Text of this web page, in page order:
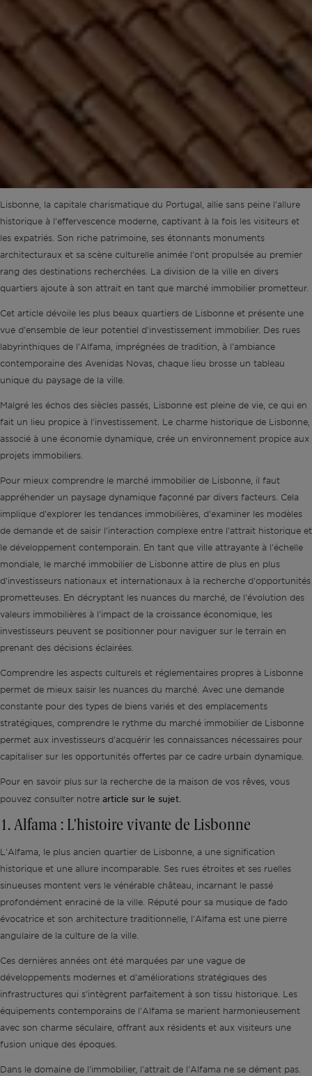
Lisbonne, la capitale charismatique du Portugal, allie sans peine l'allure
historique à l'effervescence moderne, captivant à la fois les visiteurs et
les expatriés. Son riche patrimoine, ses étonnants monuments
architecturaux et sa scène culturelle animée l'ont propulsée au premier
rang des destinations recherchées. La division de la ville en divers
quartiers ajoute à son attrait en tant que marché immobilier prometteur.
Cet article dévoile les plus beaux quartiers de Lisbonne et présente une
vue d'ensemble de leur potentiel d'investissement immobilier. Des rues
labyrinthiques de l'Alfama, imprégnées de tradition, à l'ambiance
contemporaine des Avenidas Novas, chaque lieu brosse un tableau
unique du paysage de la ville.
Malgré les échos des siècles passés, Lisbonne est pleine de vie, ce qui en
fait un lieu propice à l'investissement. Le charme historique de Lisbonne,
associé à une économie dynamique, crée un environnement propice aux
projets immobiliers.
Pour mieux comprendre le marché immobilier de Lisbonne, il faut
appréhender un paysage dynamique façonné par divers facteurs. Cela
implique d'explorer les tendances immobilières, d'examiner les modèles
de demande et de saisir l'interaction complexe entre l'attrait historique et
le développement contemporain. En tant que ville attrayante à l'échelle
mondiale, le marché immobilier de Lisbonne attire de plus en plus
d'investisseurs nationaux et internationaux à la recherche d'opportunités
prometteuses. En décryptant les nuances du marché, de l'évolution des
valeurs immobilières à l'impact de la croissance économique, les
investisseurs peuvent se positionner pour naviguer sur le terrain en
prenant des décisions éclairées.
Comprendre les aspects culturels et réglementaires propres à Lisbonne
permet de mieux saisir les nuances du marché. Avec une demande
constante pour des types de biens variés et des emplacements
stratégiques, comprendre le rythme du marché immobilier de Lisbonne
permet aux investisseurs d'acquérir les connaissances nécessaires pour
capitaliser sur les opportunités offertes par ce cadre urbain dynamique.
Pour en savoir plus sur la recherche de la maison de vos rêves, vous
pouvez consulter notre article sur le sujet.
1. Alfama : L'histoire vivante de Lisbonne
L'Alfama, le plus ancien quartier de Lisbonne, a une signification
historique et une allure incomparable. Ses rues étroites et ses ruelles
sinueuses montent vers le vénérable château, incarnant le passé
profondément enraciné de la ville. Réputé pour sa musique de fado
évocatrice et son architecture traditionnelle, l'Alfama est une pierre
angulaire de la culture de la ville.
Ces dernières années ont été marquées par une vague de
développements modernes et d'améliorations stratégiques des
infrastructures qui s'intègrent parfaitement à son tissu historique. Les
équipements contemporains de l'Alfama se marient harmonieusement
avec son charme séculaire, offrant aux résidents et aux visiteurs une
fusion unique des époques.
Dans le domaine de l'immobilier, l'attrait de l'Alfama ne se dément pas.
Hors marché
Toutes les propriétés